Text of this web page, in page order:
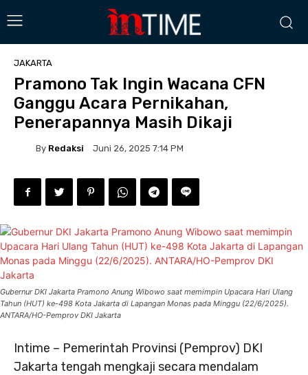
JAKARTA
Pramono Tak Ingin Wacana CFN
Ganggu Acara Pernikahan,
Penerapannya Masih Dikaji
By Redaksi Juni 26, 2025 7:14 PM
Gubernur DKI Jakarta Pramono Anung Wibowo saat memimpin Upacara Hari Ulang
Tahun (HUT) ke-498 Kota Jakarta di Lapangan Monas pada Minggu (22/6/2025).
ANTARA/HO-Pemprov DKI Jakarta
Intime – Pemerintah Provinsi (Pemprov) DKI
Jakarta tengah mengkaji secara mendalam